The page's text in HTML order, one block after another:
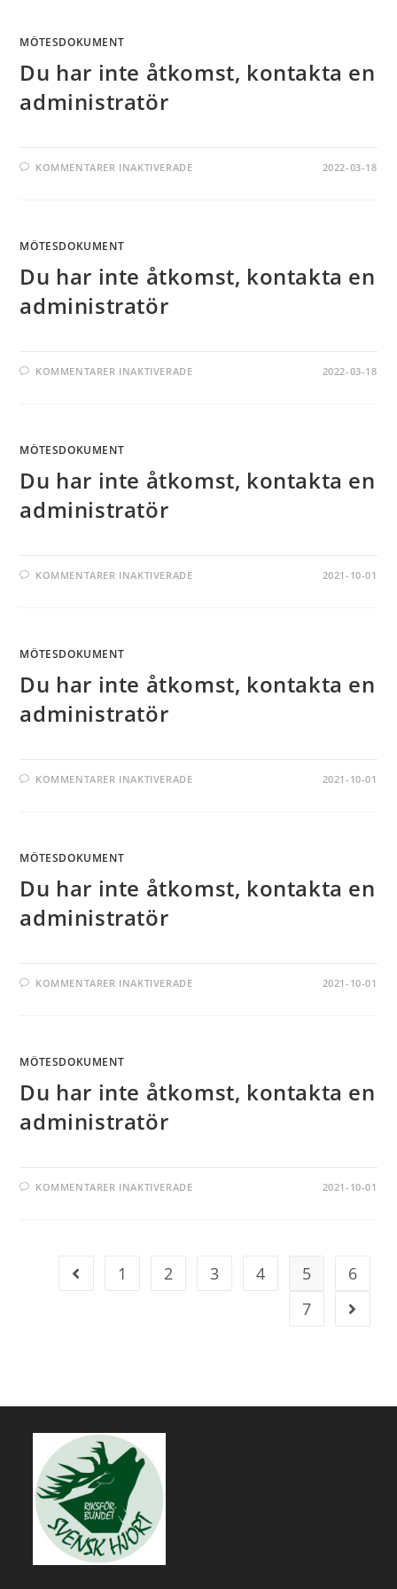
MÖTESDOKUMENT
Du har inte åtkomst, kontakta en
administratör
KOMMENTARER INAKTIVERADE 2022-03-18
MÖTESDOKUMENT
Du har inte åtkomst, kontakta en
administratör
KOMMENTARER INAKTIVERADE 2022-03-18
MÖTESDOKUMENT
Du har inte åtkomst, kontakta en
administratör
KOMMENTARER INAKTIVERADE 2021-10-01
MÖTESDOKUMENT
Du har inte åtkomst, kontakta en
administratör
KOMMENTARER INAKTIVERADE 2021-10-01
MÖTESDOKUMENT
Du har inte åtkomst, kontakta en
administratör
KOMMENTARER INAKTIVERADE 2021-10-01
MÖTESDOKUMENT
Du har inte åtkomst, kontakta en
administratör
KOMMENTARER INAKTIVERADE 2021-10-01
1 2 3 4 5
6
7